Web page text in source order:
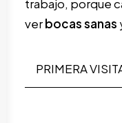
trabajo, porque
verbocas sanas
PRIMERA